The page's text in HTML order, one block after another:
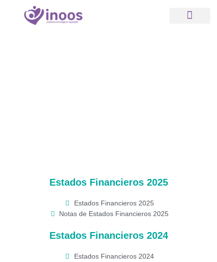
Estados Financieros 2025
Estados Financieros 2025
Notas de Estados Financieros 2025
Estados Financieros 2024
Estados Financieros 2024